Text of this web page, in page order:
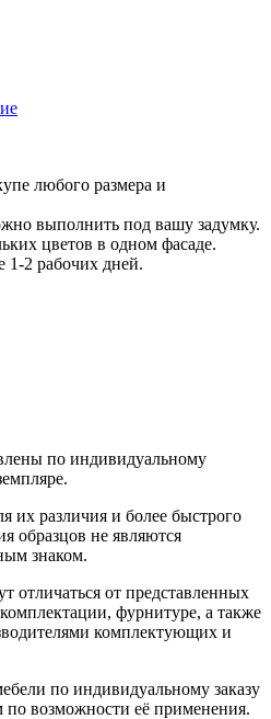
любого размера и
выполнить под вашу задумку.
цветов в одном фасаде.
1-2 рабочих дней.
по индивидуальному
их различия и более быстрого
образцов не являются
знаком.
отличаться от представленных
фурнитуре, а также
комплектующих и
по индивидуальному заказу
по возможности её применения.